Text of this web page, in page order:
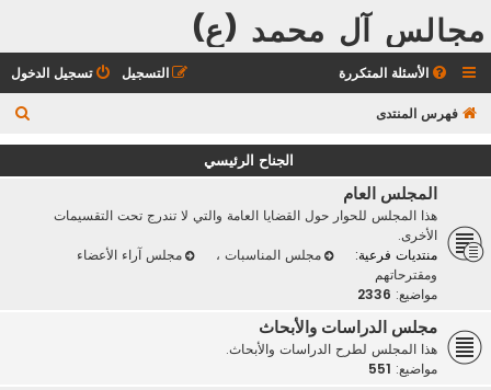
مجالس آل محمد (ع)
الأسئلة المتكررة تسجيل الدخول التسجيل
فهرس المنتدى
ح
الجناح الرئيسي
المجلس العام
هذا المجلس للحوار حول القضايا العامة والتي لا تندرج تحت التقسيمات
الأخرى.
منتديات فرعية:
مجلس المناسبات ،
مجلس آراء الأعضاء
ومقترحاتهم
مواضيع: 2336
مجلس الدراسات والأبحاث
هذا المجلس لطرح الدراسات والأبحاث.
مواضيع: 551